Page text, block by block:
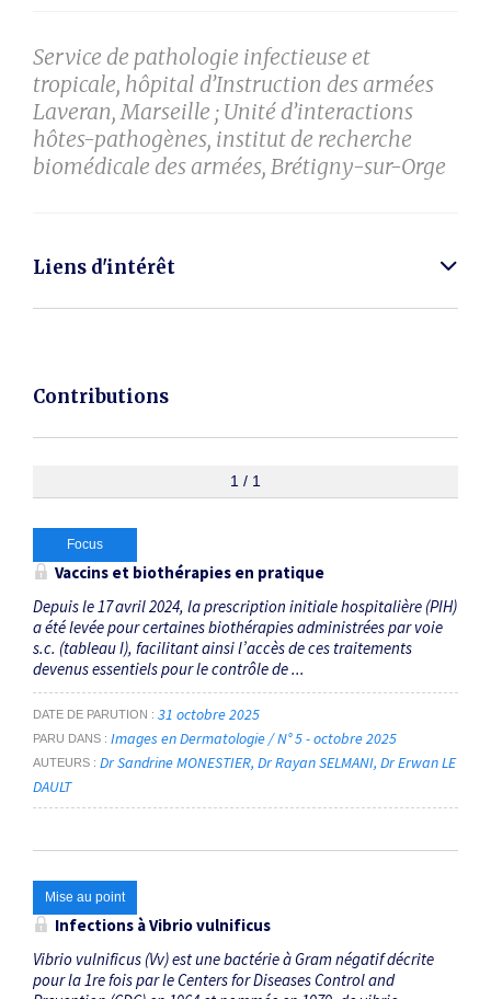
Service de pathologie infectieuse et
tropicale, hôpital d’Instruction des armées
Laveran, Marseille ; Unité d’interactions
hôtes-pathogènes, institut de recherche
biomédicale des armées, Brétigny-sur-Orge
Liens d'intérêt
Contributions
1 / 1
Focus
Vaccins et biothérapies en pratique
Depuis le 17 avril 2024, la prescription initiale hospitalière (PIH)
a été levée pour certaines biothérapies administrées par voie
s.c. (tableau I), facilitant ainsi l’accès de ces traitements
devenus essentiels pour le contrôle de ...
DATE DE PARUTION 31 octobre 2025
PARU DANS Images en Dermatologie / N° 5 - octobre 2025
AUTEURS Dr Sandrine MONESTIER Dr Rayan SELMANI Dr Erwan LE
DAULT
Mise au point
Infections àVibrio vulnificus
Vibrio vulnificus (Vv) est une bactérie à Gram négatif décrite
pour la 1re fois par le Centers for Diseases Control and